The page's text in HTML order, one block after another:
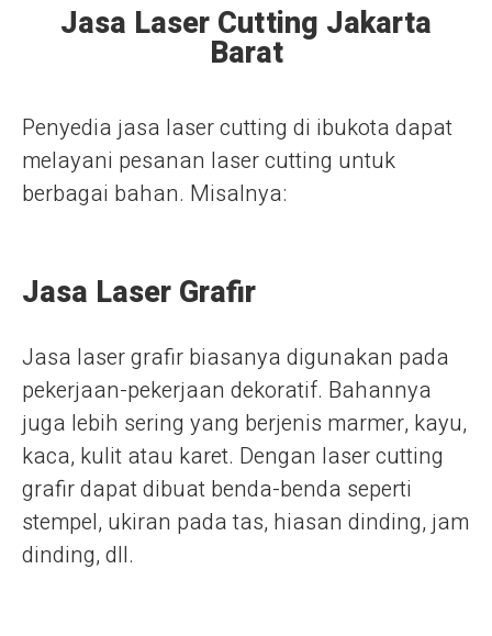
Jasa Laser Cutting Jakarta
Barat
Penyedia jasa laser cutting di ibukota dapat
melayani pesanan laser cutting untuk
berbagai bahan. Misalnya:
Jasa Laser Grafir
Jasa laser grafir biasanya digunakan pada
pekerjaan-pekerjaan dekoratif. Bahannya
juga lebih sering yang berjenis marmer, kayu,
kaca, kulit atau karet. Dengan laser cutting
grafir dapat dibuat benda-benda seperti
stempel, ukiran pada tas, hiasan dinding, jam
dinding, dll.